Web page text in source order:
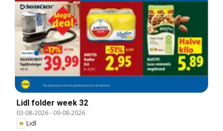
Lidl folder week 32
03-08-2026- 09-08-2026
Lidl